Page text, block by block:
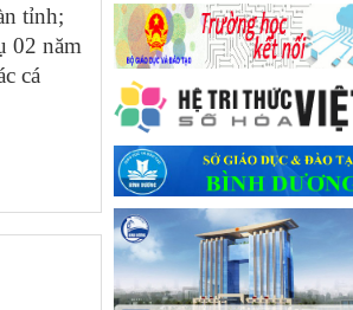
tỉnh;
02 năm
cá
Ngày ban hành: 04/03/2024
Kế hoạch Triển khai công
tác tuyên truyền, đảm bảo
trật tự, an toàn giao thông
năm 2024 tại các cơ sở giáo
dục trên địa bàn thị xã Bến
Cát
Kế hoạch Triển khai công tác
tuyên truyền, đảm bảo trật tự,
an toàn giao thông năm 2024
tại các cơ sở giáo dục trên địa
bàn thị xã Bến Cát